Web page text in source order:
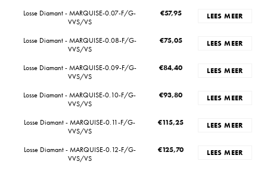
Losse Diamant - MARQUISE-0.07-F/G-
VVS/VS
€57,95 LEES MEER
Losse Diamant - MARQUISE-0.08-F/G-
VVS/VS
€75,05 LEES MEER
Losse Diamant - MARQUISE-0.09-F/G-
VVS/VS
€84,40 LEES MEER
Losse Diamant - MARQUISE-0.10-F/G-
VVS/VS
€93,80 LEES MEER
Losse Diamant - MARQUISE-0.11-F/G-
VVS/VS
€115,25 LEES MEER
Losse Diamant - MARQUISE-0.12-F/G-
VVS/VS
€125,70 LEES MEER